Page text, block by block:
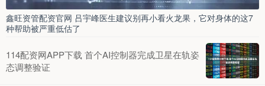
鑫旺资管配资官网 吕宇峰医生建议别再小看火龙果，它对身体的这7
种帮助被严重低估了
114配资网APP下载 首个AI控制器完成卫星在轨姿
态调整验证